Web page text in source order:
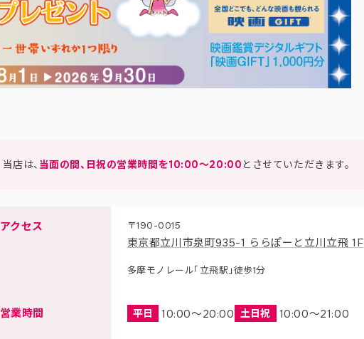
当店は、 当面の間、日祝の営業時間を10:00～20:00 とさせていただきます。
アクセス 〒190-0015
東京都立川市泉町935-1 ららぽーと立川立飛 1F
多摩モノレール「立飛駅」徒歩1分
営業時間 平日 10:00〜20:00 土日祝 10:00〜21:00